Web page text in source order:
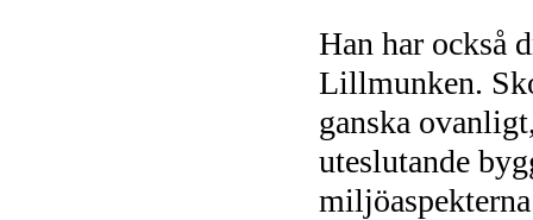
Han har också
Lillmunken.
ganska
uteslutande